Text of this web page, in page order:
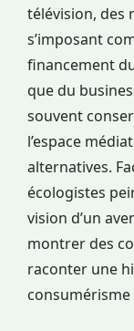
télévision, des
s’imposant
financement
que du
souvent
l’espace
alternatives.
écologistes
vision d’un
montrer des
raconter une